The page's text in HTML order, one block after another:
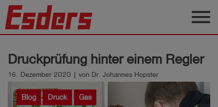
Wissen
menu
Druckprüfung hinter einem Regler
16. Dezember 2020 | von Dr. Johannes Hopster
Blog Druck Gas